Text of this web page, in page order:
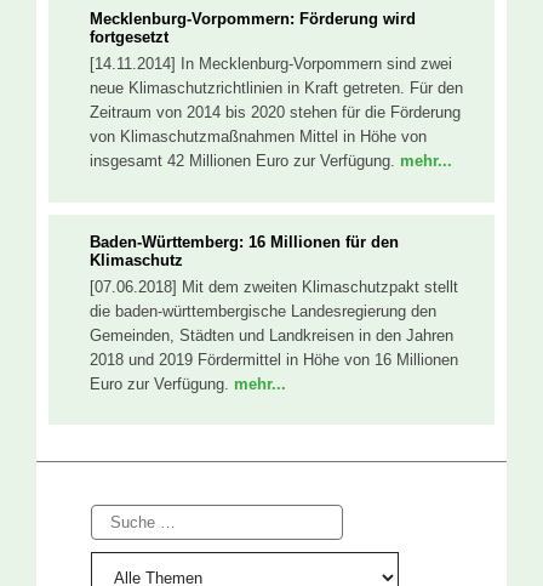
Mecklenburg-Vorpommern: Förderung wird
fortgesetzt
[14.11.2014] In Mecklenburg-Vorpommern sind zwei
neue Klimaschutzrichtlinien in Kraft getreten. Für den
Zeitraum von 2014 bis 2020 stehen für die Förderung
von Klimaschutzmaßnahmen Mittel in Höhe von
insgesamt 42 Millionen Euro zur Verfügung. mehr...
Baden-Württemberg: 16 Millionen für den
Klimaschutz
[07.06.2018] Mit dem zweiten Klimaschutzpakt stellt
die baden-württembergische Landesregierung den
Gemeinden, Städten und Landkreisen in den Jahren
2018 und 2019 Fördermittel in Höhe von 16 Millionen
Euro zur Verfügung. mehr...
Suche